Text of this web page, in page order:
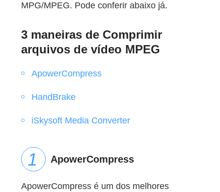
MPG/MPEG. Pode conferir abaixo já.
3 maneiras de Comprimir
arquivos de vídeo MPEG
ApowerCompress
HandBrake
iSkysoft Media Converter
ApowerCompress
ApowerCompress é um dos melhores